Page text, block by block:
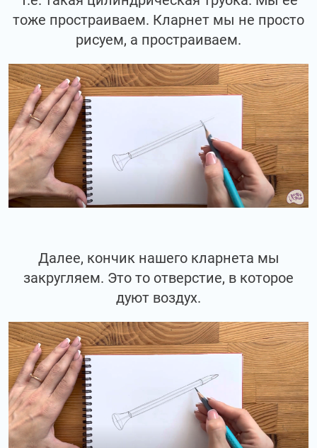
тоже простраиваем. Кларнет мы не просто
рисуем, а простраиваем.
Далее, кончик нашего кларнета мы
закругляем. Это то отверстие, в которое
дуют воздух.